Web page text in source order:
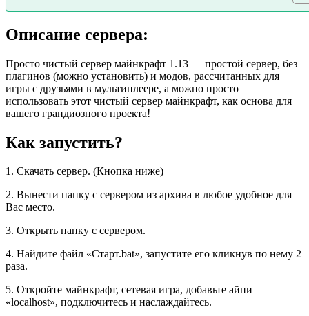
Описание сервера:
Просто чистый сервер майнкрафт 1.13 — простой сервер, без
плагинов (можно установить) и модов, рассчитанных для
игры с друзьями в мультиплеере, а можно просто
использовать этот чистый сервер майнкрафт, как основа для
вашего грандиозного проекта!
Как запустить?
1. Скачать сервер. (Кнопка ниже)
2. Вынести папку с сервером из архива в любое удобное для
Вас место.
3. Открыть папку с сервером.
4. Найдите файл «Старт.bat», запустите его кликнув по нему 2
раза.
5. Откройте майнкрафт, сетевая игра, добавьте айпи
«localhost», подключитесь и наслаждайтесь.